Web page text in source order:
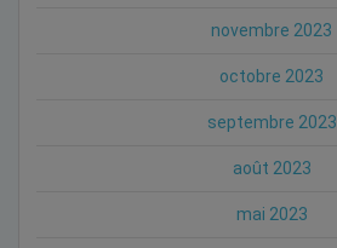
novembre 2023
octobre 2023
septembre 2023
août 2023
mai 2023